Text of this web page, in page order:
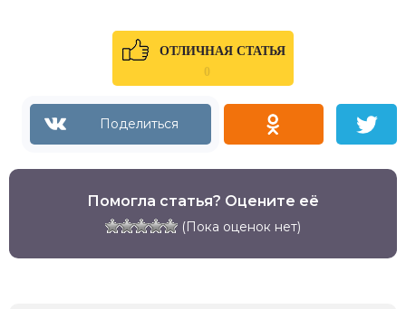
ОТЛИЧНАЯ СТАТЬЯ
0
Помогла статья? Оцените её
(Пока оценок нет)